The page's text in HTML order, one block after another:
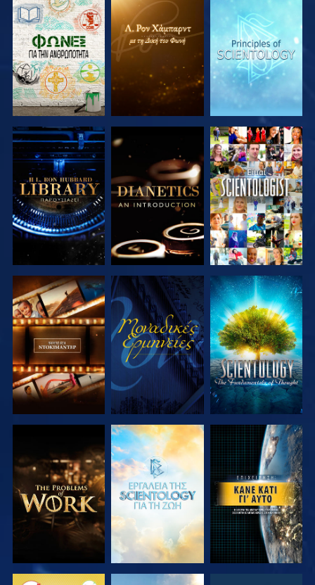
ΕΞΕΡΕΥΝΗΣΤΕ
ΤΗ ΣΕΙΡΑ
ΕΞΕΡΕΥΝΗΣΤΕ
ΤΗ ΣΕΙΡΑ
ΕΞΕΡΕΥΝΗΣΤΕ
ΤΗ ΣΕΙΡΑ
ΕΞΕΡΕΥΝΗΣΤΕ
ΤΗ ΣΕΙΡΑ
ΕΞΕΡΕΥΝΗΣΤΕ
ΤΗ ΣΕΙΡΑ
ΠΑΡΑΚΟΛΟΥΘΗΣΤΕ
ΕΞΕΡΕΥΝΗΣΤΕ
ΤΗ ΣΕΙΡΑ
ΠΑΡΑΚΟΛΟΥΘΗΣΤΕ
ΕΞΕΡΕΥΝΗΣΤΕ
ΤΗ ΣΕΙΡΑ
ΕΞΕΡΕΥΝΗΣΤΕ
ΤΗ ΣΕΙΡΑ
ΕΞΕΡΕΥΝΗΣΤΕ
ΤΗ ΣΕΙΡΑ
ΠΑΡΑΚΟΛΟΥΘΗΣΤΕ